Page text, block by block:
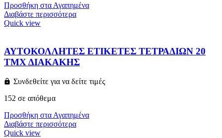
Προσθήκη στα Αγαπημένα
Διαβάστε περισσότερα
Quick view
ΑΥΤΟΚΟΛΛΗΤΕΣ ΕΤΙΚΕΤΕΣ ΤΕΤΡΑΔΙΩΝ 20
ΤΜΧ ΔΙΑΚΑΚΗΣ
Συνδεθείτε για να δείτε τιμές
152 σε απόθεμα
Προσθήκη στα Αγαπημένα
Διαβάστε περισσότερα
Quick view